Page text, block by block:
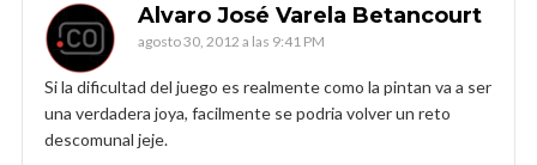
Alvaro José Varela Betancourt
agosto 30, 2012 a las 9:41 PM
Si la dificultad del juego es realmente como la pintan va a ser
una verdadera joya, facilmente se podria volver un reto
descomunal jeje.